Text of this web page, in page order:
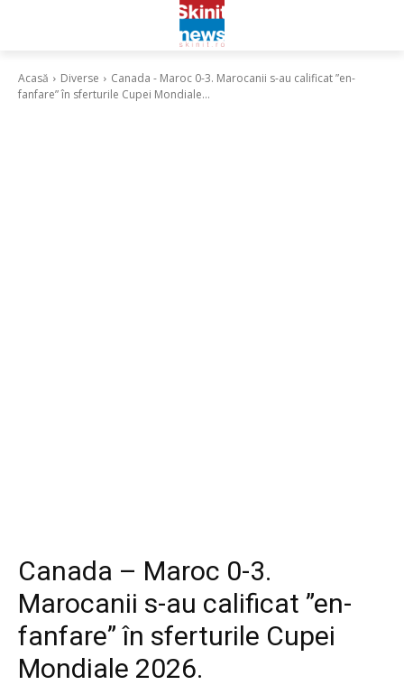
Acasă Diverse
Canada - Maroc 0-3. Marocanii s-au calificat ”en-
fanfare” în sferturile Cupei Mondiale...
Canada – Maroc 0-3.
Marocanii s-au calificat ”en-
fanfare” în sferturile Cupei
Mondiale 2026.